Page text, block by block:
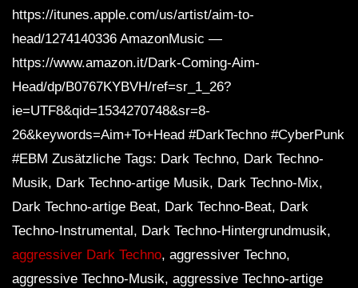
https://itunes.apple.com/us/artist/aim-to-
head/1274140336 AmazonMusic —
https://www.amazon.it/Dark-Coming-Aim-
Head/dp/B0767KYBVH/ref=sr_1_26?
ie=UTF8&qid=1534270748&sr=8-
26&keywords=Aim+To+Head #DarkTechno #CyberPunk
#EBM Zusätzliche Tags: Dark Techno, Dark Techno-
Musik, Dark Techno-artige Musik, Dark Techno-Mix,
Dark Techno-artige Beat, Dark Techno-Beat, Dark
Techno-Instrumental, Dark Techno-Hintergrundmusik,
aggressiver Dark Techno, aggressiver Techno,
aggressive Techno-Musik, aggressive Techno-artige